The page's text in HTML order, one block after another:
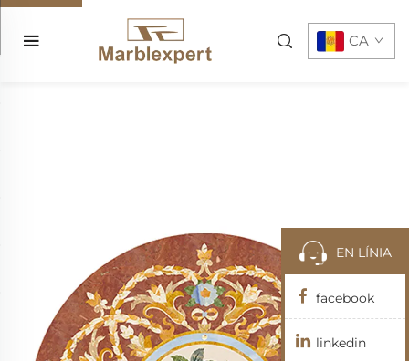
CA
EN LÍNIA
facebook
linkedin